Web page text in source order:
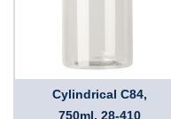
Cylindrical C84,
750ml, 28-410